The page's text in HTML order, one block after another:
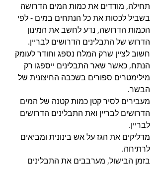
תחילה, מודדים את כמות המים הדרושה
בשביל לכסות את כל הנתחים במים - לפי
הכמות הדרושה, נדע לחשב את המינון
הדרוש של התבלינים הדרושים לבריין.
חשוב לציין שרק המלח נספג וחודר לעומק
הנתח, כאשר שאר התבלינים ייספגו רק
מילימטרים ספורים בשכבה החיצונית של
הבשר.
מעבירים לסיר קטן כמות קטנה של המים
הדרושים לבריין ואת התבלינים הדרושים
לבריין.
מדליקים את הגז על אש בינונית ומביאים
לרתיחה.
בזמן הבישול, מערבבים את התבלינים